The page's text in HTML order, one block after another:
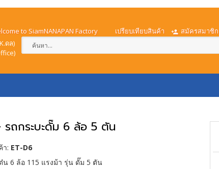
ดล)
to SiamNANAPAN Factory เปรียบเทียบสินค้า สมัครสมาชิก
รถกระบะดั๊ม 6 ล้อ 5 ตัน
า: ET-D6
น 6 ล้อ 115 แรงม้า รุ่น ดั๊ม 5 ตัน